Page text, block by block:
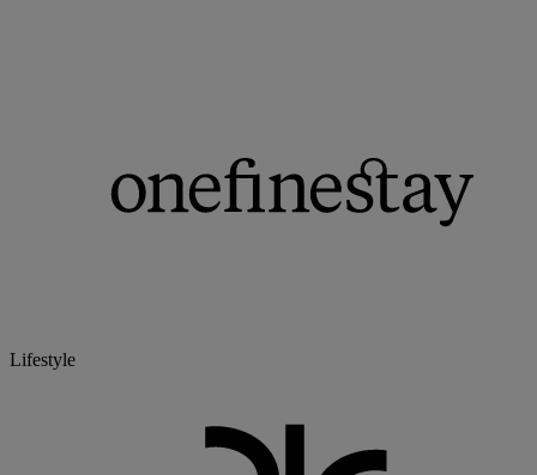
Lifestyle